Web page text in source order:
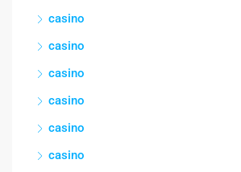
casino
casino
casino
casino
casino
casino